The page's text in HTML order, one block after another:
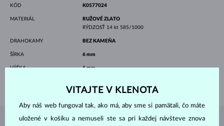
KÓD K0577024
MATERIÁL
RUŽOVÉ ZLATO
RÝDZOSŤ 14 kt 585/1000
DRAHOKAMY BEZ KAMEŇA
ŠÍRKA 6 mm
VÝŠKA 6 mm
VITAJTE V KLENOTA
Aby náš web fungoval tak, ako má, aby sme si pamätali, čo máte
uložené v košíku a nemuseli ste sa pri každej návšteve znova